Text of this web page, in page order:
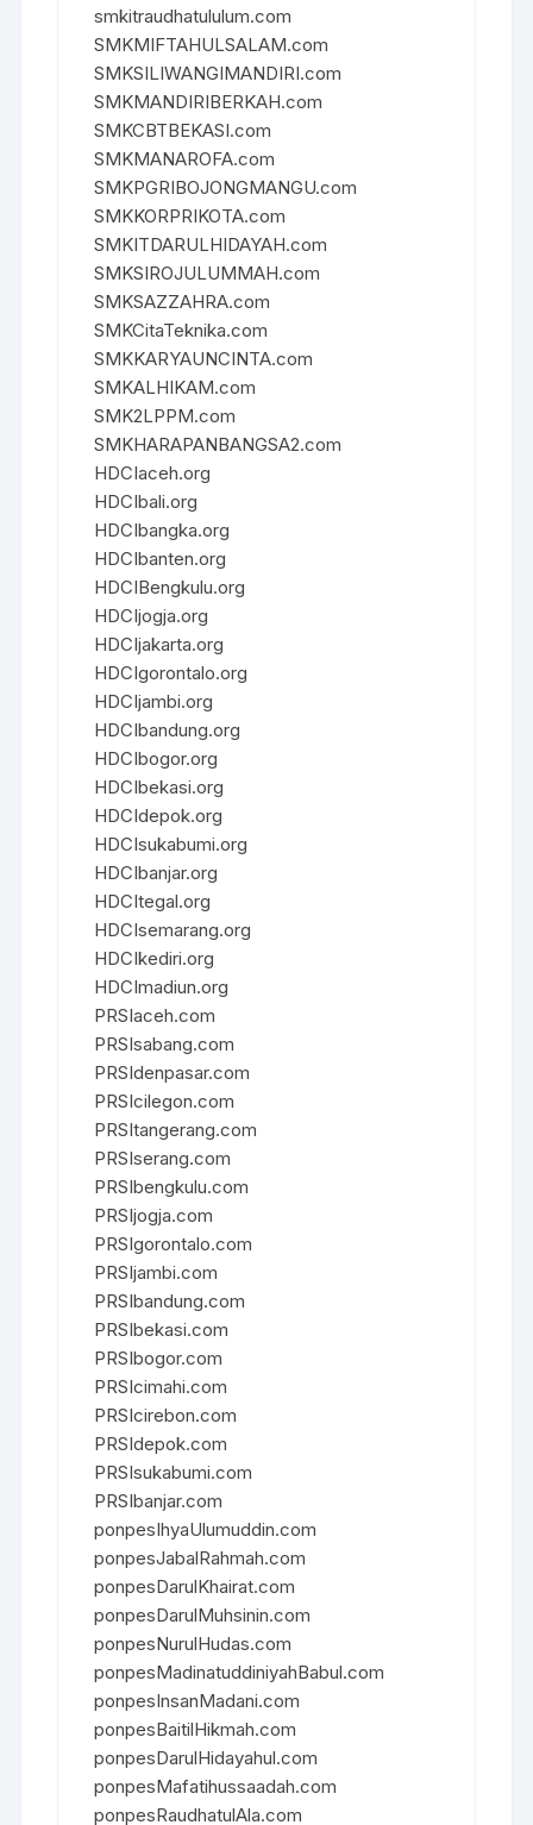
smkitraudhatululum.com
SMKMIFTAHULSALAM.com
SMKSILIWANGIMANDIRI.com
SMKMANDIRIBERKAH.com
SMKCBTBEKASI.com
SMKMANAROFA.com
SMKPGRIBOJONGMANGU.com
SMKKORPRIKOTA.com
SMKITDARULHIDAYAH.com
SMKSIROJULUMMAH.com
SMKSAZZAHRA.com
SMKCitaTeknika.com
SMKKARYAUNCINTA.com
SMKALHIKAM.com
SMK2LPPM.com
SMKHARAPANBANGSA2.com
HDCIaceh.org
HDCIbali.org
HDCIbangka.org
HDCIbanten.org
HDCIBengkulu.org
HDCIjogja.org
HDCIjakarta.org
HDCIgorontalo.org
HDCIjambi.org
HDCIbandung.org
HDCIbogor.org
HDCIbekasi.org
HDCIdepok.org
HDCIsukabumi.org
HDCIbanjar.org
HDCItegal.org
HDCIsemarang.org
HDCIkediri.org
HDCImadiun.org
PRSIaceh.com
PRSIsabang.com
PRSIdenpasar.com
PRSIcilegon.com
PRSItangerang.com
PRSIserang.com
PRSIbengkulu.com
PRSIjogja.com
PRSIgorontalo.com
PRSIjambi.com
PRSIbandung.com
PRSIbekasi.com
PRSIbogor.com
PRSIcimahi.com
PRSIcirebon.com
PRSIdepok.com
PRSIsukabumi.com
PRSIbanjar.com
ponpesIhyaUlumuddin.com
ponpesJabalRahmah.com
ponpesDarulKhairat.com
ponpesDarulMuhsinin.com
ponpesNurulHudas.com
ponpesMadinatuddiniyahBabul.com
ponpesInsanMadani.com
ponpesBaitilHikmah.com
ponpesDarulHidayahul.com
ponpesMafatihussaadah.com
ponpesRaudhatulAla.com